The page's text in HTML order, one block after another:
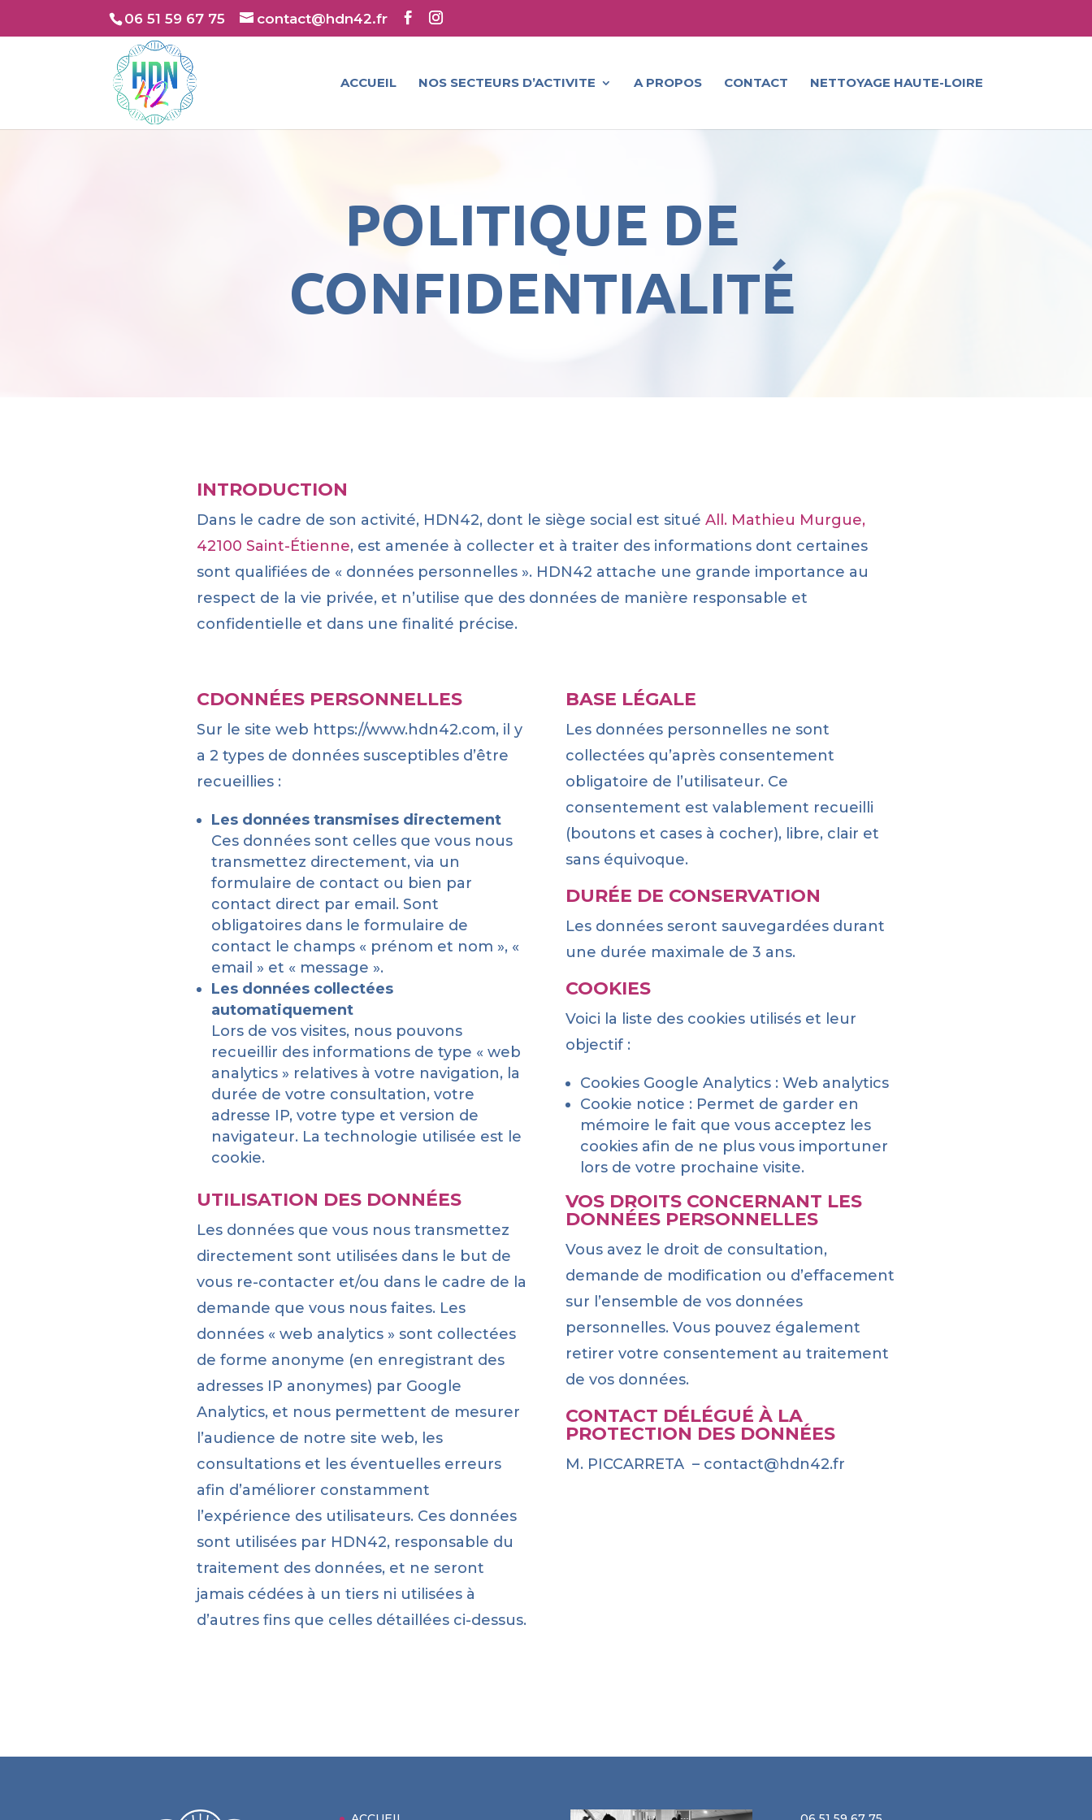
06 51 59 67 75 contact@hdn42.fr
ACCUEIL NOS SECTEURS D’ACTIVITE A PROPOS CONTACT NETTOYAGE HAUTE-LOIRE
POLITIQUE DE
CONFIDENTIALITÉ
INTRODUCTION
Dans le cadre de son activité, HDN42, dont le siège social est situé All. Mathieu Murgue,
42100 Saint-Étienne, est amenée à collecter et à traiter des informations dont certaines
sont qualifiées de « données personnelles ». HDN42 attache une grande importance au
respect de la vie privée, et n’utilise que des données de manière responsable et
confidentielle et dans une finalité précise.
CDONNÉES PERSONNELLES
Sur le site web https://www.hdn42.com, il y
a 2 types de données susceptibles d’être
recueillies :
Les données transmises directement
Ces données sont celles que vous nous
transmettez directement, via un
formulaire de contact ou bien par
contact direct par email. Sont
obligatoires dans le formulaire de
contact le champs « prénom et nom », «
email » et « message ».
Les données collectées
automatiquement
Lors de vos visites, nous pouvons
recueillir des informations de type « web
analytics » relatives à votre navigation, la
durée de votre consultation, votre
adresse IP, votre type et version de
navigateur. La technologie utilisée est le
cookie.
UTILISATION DES DONNÉES
Les données que vous nous transmettez
directement sont utilisées dans le but de
vous re-contacter et/ou dans le cadre de la
demande que vous nous faites. Les
données « web analytics » sont collectées
de forme anonyme (en enregistrant des
adresses IP anonymes) par Google
Analytics, et nous permettent de mesurer
l’audience de notre site web, les
consultations et les éventuelles erreurs
afin d’améliorer constamment
l’expérience des utilisateurs. Ces données
sont utilisées par HDN42, responsable du
traitement des données, et ne seront
jamais cédées à un tiers ni utilisées à
d’autres fins que celles détaillées ci-dessus.
BASE LÉGALE
Les données personnelles ne sont
collectées qu’après consentement
obligatoire de l’utilisateur. Ce
consentement est valablement recueilli
(boutons et cases à cocher), libre, clair et
sans équivoque.
DURÉE DE CONSERVATION
Les données seront sauvegardées durant
une durée maximale de 3 ans.
COOKIES
Voici la liste des cookies utilisés et leur
objectif :
Cookies Google Analytics : Web analytics
Cookie notice : Permet de garder en
mémoire le fait que vous acceptez les
cookies afin de ne plus vous importuner
lors de votre prochaine visite.
VOS DROITS CONCERNANT LES
DONNÉES PERSONNELLES
Vous avez le droit de consultation,
demande de modification ou d’effacement
sur l’ensemble de vos données
personnelles. Vous pouvez également
retirer votre consentement au traitement
de vos données.
CONTACT DÉLÉGUÉ À LA
PROTECTION DES DONNÉES
M. PICCARRETA – contact@hdn42.fr